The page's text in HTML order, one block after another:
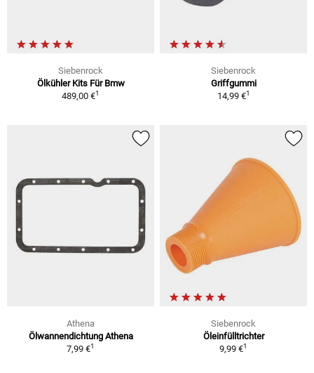
Siebenrock
Ölkühler Kits Für Bmw
489,00 €1
Siebenrock
Griffgummi
14,99 €1
Athena
Ölwannendichtung Athena
7,99 €1
Siebenrock
Öleinfülltrichter
9,99 €1